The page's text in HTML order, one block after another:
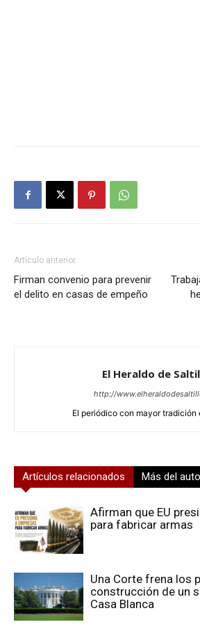
Artículo anterior
Firman convenio para prevenir
el delito en casas de empeño
El Heraldo de
http://
El periódico con mayor tradición
Artículos relacionados Más del
Afirman que EU
para fabricar armas
Una Corte frena los
construcción de un
Casa Blanca